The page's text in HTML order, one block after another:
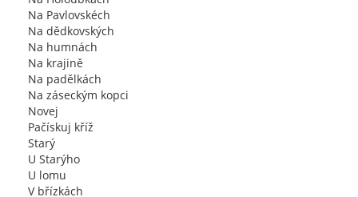
Na Pavlovskéch
Na dědkovských
Na humnách
Na krajině
Na padělkách
Na záseckým kopci
Novej
Pačískuj kříž
Starý
U Starýho
U lomu
V břízkách